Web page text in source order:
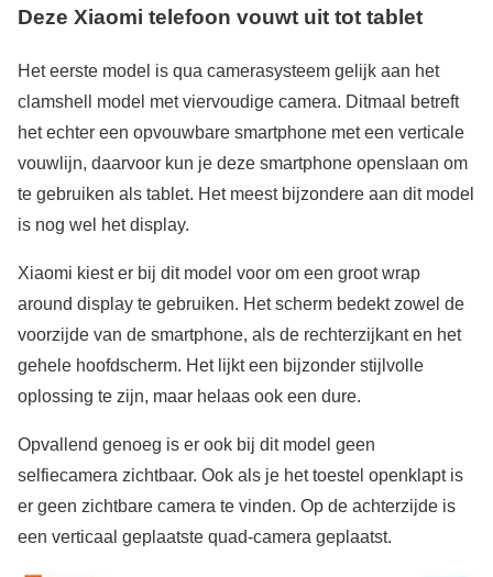
Deze Xiaomi telefoon vouwt uit tot tablet
Het eerste model is qua camerasysteem gelijk aan het
clamshell model met viervoudige camera. Ditmaal betreft
het echter een opvouwbare smartphone met een verticale
vouwlijn, daarvoor kun je deze smartphone openslaan om
te gebruiken als tablet. Het meest bijzondere aan dit model
is nog wel het display.
Xiaomi kiest er bij dit model voor om een groot wrap
around display te gebruiken. Het scherm bedekt zowel de
voorzijde van de smartphone, als de rechterzijkant en het
gehele hoofdscherm. Het lijkt een bijzonder stijlvolle
oplossing te zijn, maar helaas ook een dure.
Opvallend genoeg is er ook bij dit model geen
selfiecamera zichtbaar. Ook als je het toestel openklapt is
er geen zichtbare camera te vinden. Op de achterzijde is
een verticaal geplaatste quad-camera geplaatst.